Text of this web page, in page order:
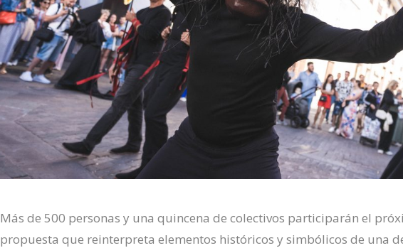
Más de 500 personas y una quincena de colectivos participarán el
propuesta que reinterpreta elementos históricos y simbólicos de una